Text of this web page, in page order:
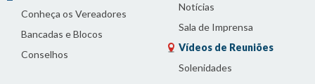
Conheça os Vereadores
Bancadas e Blocos
Conselhos
Notícias
Sala de Imprensa
Vídeos de Reuniões
Solenidades